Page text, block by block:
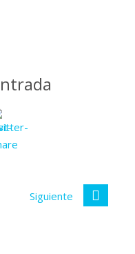
Siguiente